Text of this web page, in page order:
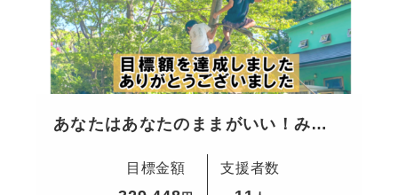
あなたはあなたのままがいい！みん
目標金額 支援者数